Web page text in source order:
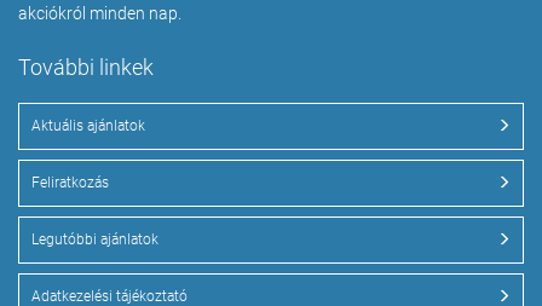
akciókról minden nap.
További linkek
Aktuális ajánlatok
Feliratkozás
Legutóbbi ajánlatok
Adatkezelési tájékoztató